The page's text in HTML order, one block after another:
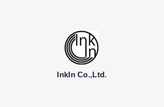
InkIn Co.,Ltd.